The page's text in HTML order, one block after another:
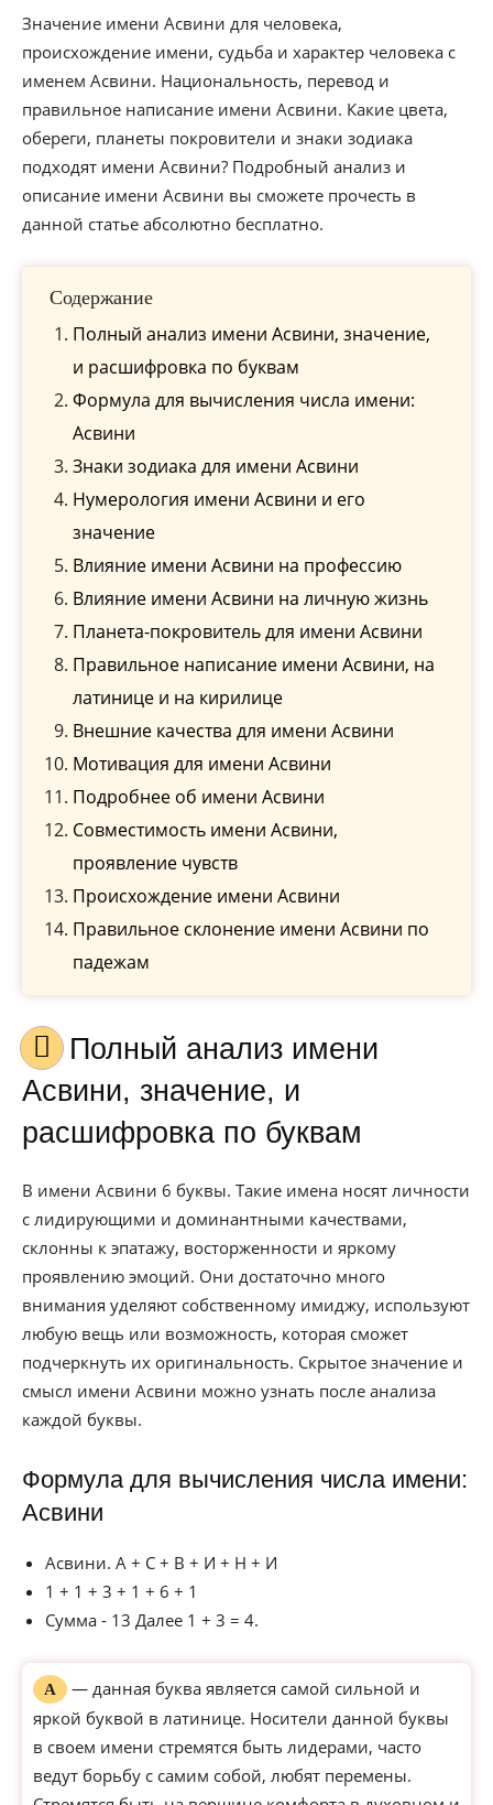
Значение имени Асвини для человека,
происхождение имени, судьба и характер человека с
именем Асвини. Национальность, перевод и
правильное написание имени Асвини. Какие цвета,
обереги, планеты покровители и знаки зодиака
подходят имени Асвини? Подробный анализ и
описание имени Асвини вы сможете прочесть в
данной статье абсолютно бесплатно.
Содержание
Полный анализ имени Асвини, значение,
и расшифровка по буквам
Формула для вычисления числа имени:
Асвини
Знаки зодиака для имени Асвини
Нумерология имени Асвини и его
значение
Влияние имени Асвини на профессию
Влияние имени Асвини на личную жизнь
Планета-покровитель для имени Асвини
Правильное написание имени Асвини, на
латинице и на кирилице
Внешние качества для имени Асвини
Мотивация для имени Асвини
Подробнее об имени Асвини
Совместимость имени Асвини,
проявление чувств
Происхождение имени Асвини
Правильное склонение имени Асвини по
падежам
Полный анализ имени
Асвини, значение, и
расшифровка по буквам
В имени Асвини 6 буквы. Такие имена носят личности
с лидирующими и доминантными качествами,
склонны к эпатажу, восторженности и яркому
проявлению эмоций. Они достаточно много
внимания уделяют собственному имиджу, используют
любую вещь или возможность, которая сможет
подчеркнуть их оригинальность. Скрытое значение и
смысл имени Асвини можно узнать после анализа
каждой буквы.
Формула для вычисления числа имени:
Асвини
Асвини. А + С + В + И + Н + И
1 + 1 + 3 + 1 + 6 + 1
Сумма - 13 Далее 1 + 3 = 4.
А
— данная буква является самой сильной и
яркой буквой в латинице. Носители данной буквы
в своем имени стремятся быть лидерами, часто
ведут борьбу с самим собой, любят перемены.